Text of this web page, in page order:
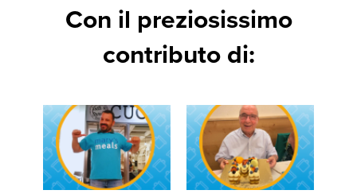
Con il preziosissimo
contributo di: